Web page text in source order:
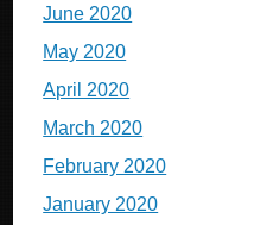
June 2020
May 2020
April 2020
March 2020
February 2020
January 2020